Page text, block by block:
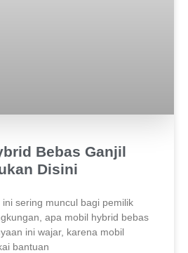
Bebas Ganjil
Disini
sering muncul bagi pemilik
apa mobil hybrid bebas
ini wajar, karena mobil
bantuan